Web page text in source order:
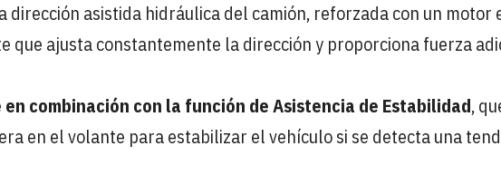
dirección asistida hidráulica del camión, reforzada con un motor
que ajusta constantemente la dirección y proporciona fuerza
en combinación con la función de Asistencia de Estabilidad,
en el volante para estabilizar el vehículo si se detecta una